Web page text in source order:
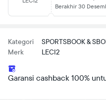
Berakhir 30
Kategori
SPORTSBOOK &
Merk
LECI2
Garansi cashback 100%